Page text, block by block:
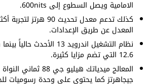
الامامية ويصل السطوع إلى 600nits.
كذلك تدعم معدل تحديث
المعدل عن طريق الإعدادات.
12.6 التي تضم مزايا كثيرة.
جيجاهرتز كما يحتوي على وحدة رسوميات